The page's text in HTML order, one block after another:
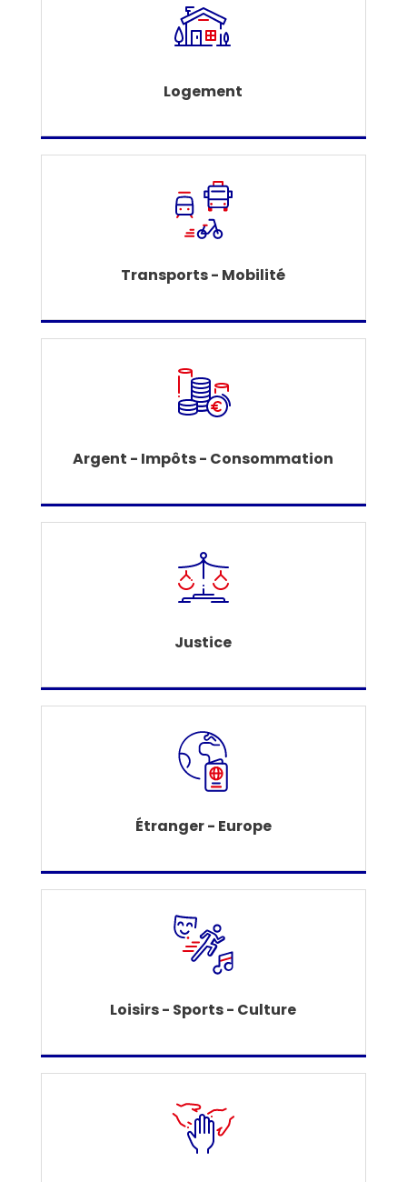
Logement
Transports - Mobilité
Argent - Impôts - Consommation
Justice
Étranger - Europe
Loisirs - Sports - Culture